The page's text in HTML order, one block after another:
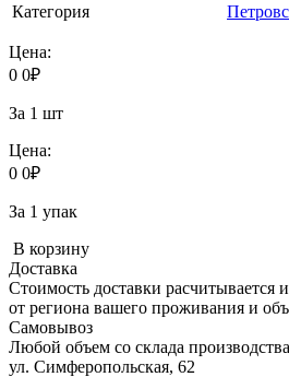
Категория
Цена:
0 0₽
За 1 шт
Цена:
0 0₽
За 1 упак
В корзину
Доставка
Стоимость доставки расчитывается
от региона вашего проживания и
Самовывоз
Любой объем со склада
ул. Симферопольская, 62